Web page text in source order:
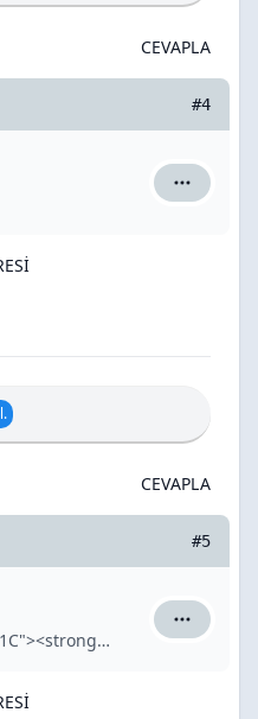
CEVAPLA
#4
AtMaCa
CEVAPLA
#5
<span style="color: #1C1C1C"><strong>Kayıtsız</strong></span>